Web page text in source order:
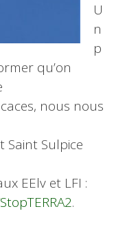
U
n
p
qu’on
nous nous
Saint Sulpice
EElv et LFI :
.